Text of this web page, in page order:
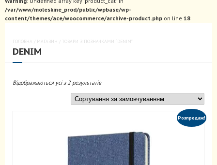
/var/www/moleskine_prod/public/wpbase/wp-
content/themes/ace/woocommerce/archive-product.php on line 18
ГОЛОВНА / МАГАЗИН / ТОВАРИ З ПОЗНАЧКАМИ “DENIM”
DENIM
Відображаються усі з 2 результатів
Розпродаж!